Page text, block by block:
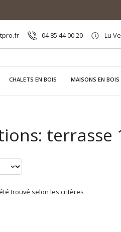
04 85 44 00 20 Lu
CHALETS EN BOIS MAISONS EN BOIS
terrasse
trouvé selon les critères